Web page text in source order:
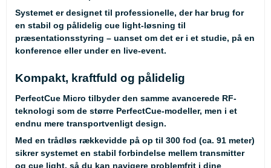
Systemet er designet til professionelle, der har brug for
en stabil og pålidelig cue light-løsning til
præsentationsstyring – uanset om det er i et studie, på en
konference eller under en live-event.
Kompakt, kraftfuld og pålidelig
PerfectCue Micro tilbyder den samme avancerede RF-
teknologi som de større PerfectCue-modeller, men i et
endnu mere transportvenligt design.
Med en trådløs rækkevidde på op til 300 fod (ca. 91 meter)
sikrer systemet en stabil forbindelse mellem transmitter
og cue light, så du kan navigere problemfrit i dine